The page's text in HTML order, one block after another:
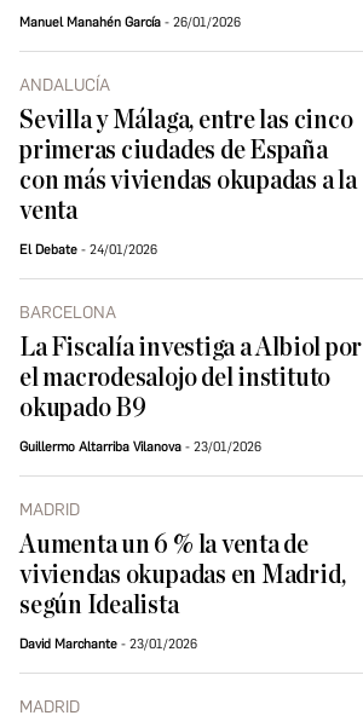
Manuel Manahén García 26/01/2026
ANDALUCÍA
Sevilla y Málaga, entre las cinco
primeras ciudades de España
con más viviendas okupadas a la
venta
El Debate 24/01/2026
BARCELONA
La Fiscalía investiga a Albiol por
el macrodesalojo del instituto
okupado B9
Guillermo Altarriba Vilanova 23/01/2026
MADRID
Aumenta un 6 % la venta de
viviendas okupadas en Madrid,
según Idealista
David Marchante 23/01/2026
MADRID